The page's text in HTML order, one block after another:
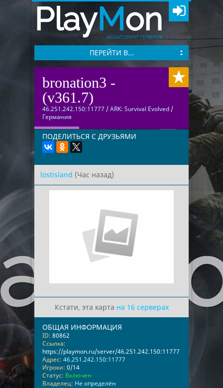
PlayMon
МОНИТОРИНГ СЕРВЕРОВ
ПЕРЕЙТИ В...
bronation3 -
(v361.7)
46.251.242.150:11777 /ARK: Survival Evolved /
Германия
ПОДЕЛИТЬСЯ С ДРУЗЬЯМИ
lostisland (Час назад)
Кстати, эта карта на 16 серверах
ОБЩАЯ ИНФОРМАЦИЯ
ID: 80862
Ссылка:
https://playmon.ru/server/46.251.242.150:11777
Адрес: 46.251.242.150:11777
Игроки: 0/14
Статус: Включен
Владелец: Не определён